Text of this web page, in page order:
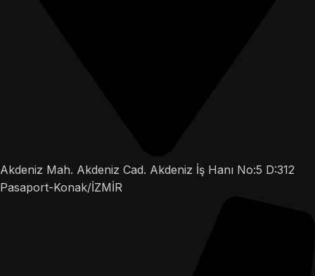
Akdeniz Mah. Akdeniz Cad. Akdeniz İş Hanı No:5 D:312
Pasaport-Konak/İZMİR